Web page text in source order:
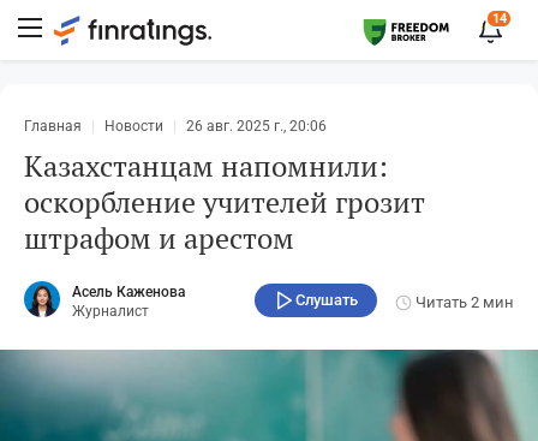
14
Главная Новости 26 авг. 2025 г., 20:06
Казахстанцам напомнили:
оскорбление учителей грозит
штрафом и арестом
Асель Каженова
Журналист
Слушать Читать 2 мин